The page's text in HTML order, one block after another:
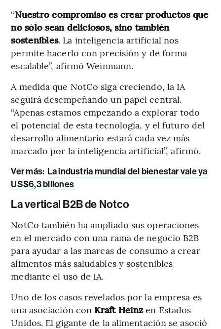
“Nuestro compromiso es crear productos que
no sólo sean deliciosos, sino también
sostenibles. La inteligencia artificial nos
permite hacerlo con precisión y de forma
escalable”, afirmó Weinmann.
A medida que NotCo siga creciendo, la IA
seguirá desempeñando un papel central.
“Apenas estamos empezando a explorar todo
el potencial de esta tecnología, y el futuro del
desarrollo alimentario estará cada vez más
marcado por la inteligencia artificial”, afirmó.
Ver más: La industria mundial del bienestar vale ya
US$6,3 billones
La vertical B2B de Notco
NotCo también ha ampliado sus operaciones
en el mercado con una rama de negocio B2B
para ayudar a las marcas de consumo a crear
alimentos más saludables y sostenibles
mediante el uso de IA.
Uno de los casos revelados por la empresa es
una asociación con Kraft Heinzen Estados
Unidos. El gigante de la alimentación se asoció